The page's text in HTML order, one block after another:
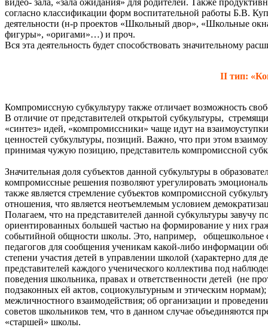
согласно классификации форм воспитательной работы Б.В.
деятельности (н-р проектов «Школьный двор», «Школьные
фигуры», «оригами»…) и проч.
Вся эта деятельность будет способствовать значительному
II тип:
Компромиссную субкультуру также отличает возможность
В отличие от представителей открытой субкультуры,
«синтез» идей, «компромиссники» чаще идут на
ценностей субкультуры, позиций. Важно, что при этом
принимая чужую позицию, представитель компромиссной
Значительная доля субъектов данной субкультуры в
компромиссные решения позволяют урегулировать
также является стремление субъектов компромиссной
отношения, что является неотъемлемым условием
Полагаем, что на представителей данной субкультуры завучу
ориентированных большей частью на формирование у них
событийной общности школы. Это, например, общешкольное
педагогов для сообщения ученикам какой-либо информации
степени участия детей в управлении школой (характерно
представителей каждого ученического коллектива под
поведения школьника, правах и ответственности детей (не
подзаконных ей актов, социокультурным и этическим
межличностного взаимодействия; об организации и
советов школьников тем, что в данном случае объединяются
«старшей» школы.